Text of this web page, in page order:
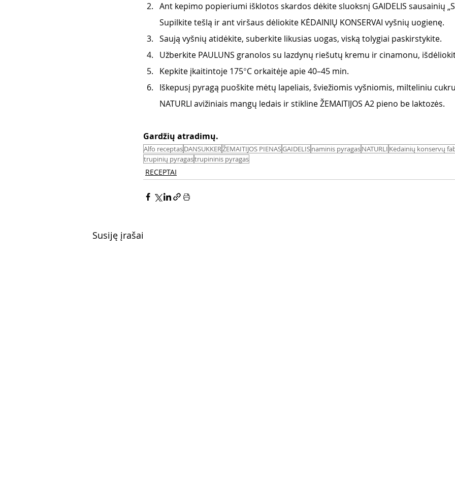
Ant kepimo popieriumi išklotos skardos dėkite sluoksnį GAIDELIS sausainių
Supilkite tešlą ir ant viršaus dėliokite KĖDAINIŲ KONSERVAI vyšnių uogienę.
Saują vyšnių atidėkite, suberkite likusias uogas, viską tolygiai paskirstykite.
Užberkite PAULUNS granolos su lazdynų riešutų kremu ir cinamonu,
Kepkite įkaitintoje 175°C orkaitėje apie 40–45 min.
Iškepusį pyragą puoškite mėtų lapeliais, šviežiomis vyšniomis, milteliniu
NATURLI avižiniais mangų ledais ir stikline ŽEMAITIJOS A2 pieno be laktozės.
Gardžių atradimų.
Alfo receptasDANSUKKERŽEMAITIJOS PIENASGAIDELISnaminis pyragasNATURLI Kėdainių konservų
trupinių pyragastrupininis pyragas
RECEPTAI
Susiję įrašai